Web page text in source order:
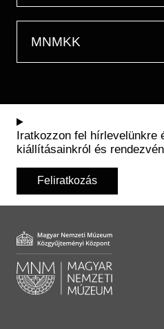
MNMKK
Iratkozzon fel hírlevelünkre
kiállításainkról és
Feliratkozás